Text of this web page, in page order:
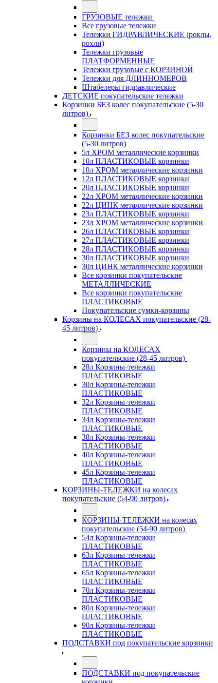
ГРУЗОВЫЕ тележки
Все грузовые тележки
Тележки ГИДРАВЛИЧЕСКИЕ (роклы,
рохли)
Тележки грузовые
ПЛАТФОРМЕННЫЕ
Тележки грузовые с КОРЗИНОЙ
Тележки для ДЛИННОМЕРОВ
Штабелеры гидравлические
ДЕТСКИЕ покупательские тележки
Корзинки БЕЗ колес покупательские (5-30
литров)
Корзинки БЕЗ колес покупательские
(5-30 литров)
5л ХРОМ металлические корзинки
10л ПЛАСТИКОВЫЕ корзинки
10л ХРОМ металлические корзинки
12л ПЛАСТИКОВЫЕ корзинки
20л ПЛАСТИКОВЫЕ корзинки
22л ХРОМ металлические корзинки
22л ЦИНК металлические корзинки
23л ПЛАСТИКОВЫЕ корзинки
23л ХРОМ металлические корзинки
26л ПЛАСТИКОВЫЕ корзинки
27л ПЛАСТИКОВЫЕ корзинки
28л ПЛАСТИКОВЫЕ корзинки
30л ПЛАСТИКОВЫЕ корзинки
30л ЦИНК металлические корзинки
Все корзинки покупательские
МЕТАЛЛИЧЕСКИЕ
Все корзинки покупательские
ПЛАСТИКОВЫЕ
Покупательские сумки-корзины
Корзины на КОЛЕСАХ покупательские (28-
45 литров)
Корзины на КОЛЕСАХ
покупательские (28-45 литров)
28л Корзины-тележки
ПЛАСТИКОВЫЕ
30л Корзины-тележки
ПЛАСТИКОВЫЕ
32л Корзины-тележки
ПЛАСТИКОВЫЕ
34л Корзины-тележки
ПЛАСТИКОВЫЕ
38л Корзины-тележки
ПЛАСТИКОВЫЕ
40л Корзины-тележки
ПЛАСТИКОВЫЕ
45л Корзины-тележки
ПЛАСТИКОВЫЕ
КОРЗИНЫ-ТЕЛЕЖКИ на колесах
покупательские (54-90 литров)
КОРЗИНЫ-ТЕЛЕЖКИ на колесах
покупательские (54-90 литров)
54л Корзины-тележки
ПЛАСТИКОВЫЕ
63л Корзины-тележки
ПЛАСТИКОВЫЕ
65л Корзины-тележки
ПЛАСТИКОВЫЕ
70л Корзины-тележки
ПЛАСТИКОВЫЕ
80л Корзины-тележки
ПЛАСТИКОВЫЕ
90л Корзины-тележки
ПЛАСТИКОВЫЕ
ПОДСТАВКИ под покупательские корзинки
ПОДСТАВКИ под покупательские